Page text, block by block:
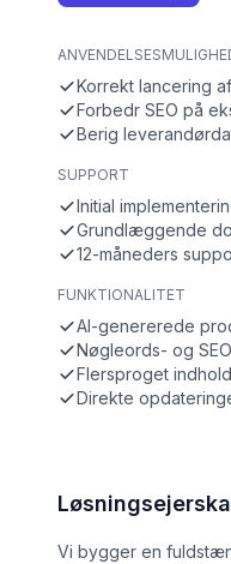
Korrekt lancering
Forbedr SEO på
Berig
SUPPORT
Initial
Grundlæggende
12-måneders
FUNKTIONALITET
AI-genererede
Nøgleords- og
Flersproget
Direkte
Vi bygger en